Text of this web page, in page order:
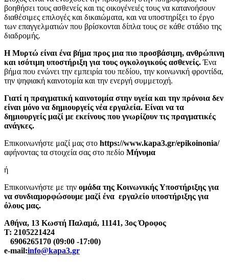
βοηθήσει τους ασθενείς και τις οικογένειές τους να κατανοήσουν
διαθέσιμες επιλογές και δικαιώματα, και να υποστηρίξει το έργο
των επαγγελματιών που βρίσκονται δίπλα τους σε κάθε στάδιο της
διαδρομής.
Η Μυρτώ είναι ένα βήμα προς μια πιο προσβάσιμη, ανθρώπινη
και ισότιμη υποστήριξη για τους ογκολογικούς ασθενείς.Ένα
βήμα που ενώνει την εμπειρία του πεδίου, την κοινωνική φροντίδα,
την ψηφιακή καινοτομία και την ενεργή συμμετοχή.
Γιατί η πραγματική καινοτομία στην υγεία και την πρόνοια δεν
είναι μόνο να δημιουργείς νέα εργαλεία. Είναι να τα
δημιουργείς μαζί με εκείνους που γνωρίζουν τις πραγματικές
ανάγκες.
Επικοινωνήστε μαζί μας στο https://www.kapa3.gr/epikoinonia/
αφήνοντας τα στοιχεία σας στο πεδίο Μήνυμα
ή
Επικοινωνήστε με την ομάδα της Κοινωνικής Υποστήριξης για
να συνδιαμορφώσουμε μαζί ένα εργαλείο υποστήριξης για
όλους μας.
Αθήνα, 13 Κωστή Παλαμά, 11141, 3ος Όροφος
Τ: 2105221424
6906265170 (09:00 -17:00)
e-mail:info@kapa3.gr